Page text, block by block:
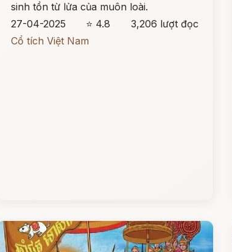
sinh tồn từ lửa của muôn loài.
27-04-2025
⭐ 4.8
3,206 lượt đọc
Cổ tích Việt Nam